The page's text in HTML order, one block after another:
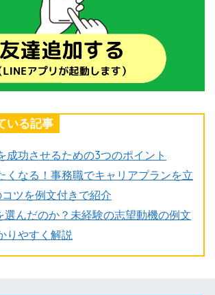
いる記事
成功させるための3つのポイント
くなる！事務職でキャリアプランを立
ツを例文付きで紹介
選んだのか？未経験の志望動機の例文
りやすく解説